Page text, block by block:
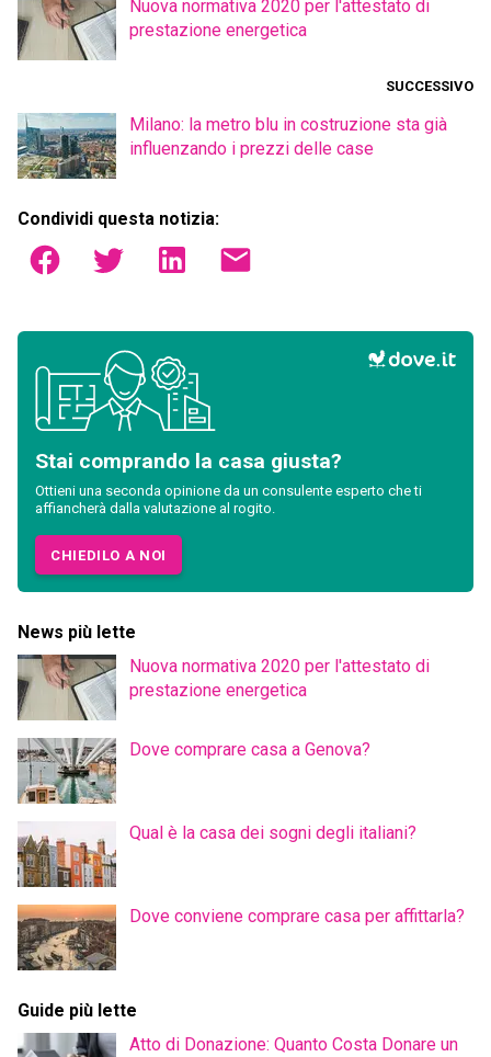
Nuova normativa 2020 per l'attestato di
prestazione energetica
SUCCESSIVO
Milano: la metro blu in costruzione sta già
influenzando i prezzi delle case
Condividi questa notizia:
Stai comprando la casa giusta?
Ottieni una seconda opinione da un consulente esperto che ti
affiancherà dalla valutazione al rogito.
CHIEDILO A NOI
News più lette
Nuova normativa 2020 per l'attestato di
prestazione energetica
Dove comprare casa a Genova?
Qual è la casa dei sogni degli italiani?
Dove conviene comprare casa per affittarla?
Guide più lette
Atto di Donazione: Quanto Costa Donare un